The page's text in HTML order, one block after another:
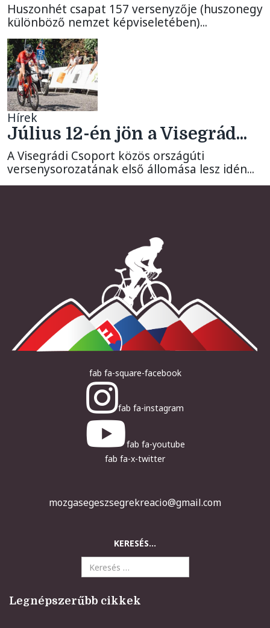
Huszonhét csapat 157 versenyzője (huszonegy
különböző nemzet képviseletében)...
Hírek
Július 12-én jön a Visegrád...
A Visegrádi Csoport közös országúti
versenysorozatának első állomása lesz idén...
fab fa-square-facebook
fab fa-instagram
fab fa-youtube
fab fa-x-twitter
mozgasegeszsegrekreacio@gmail.com
KERESÉS...
Legnépszerűbb cikkek